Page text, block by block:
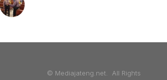
© Mediajateng.net. All Rights